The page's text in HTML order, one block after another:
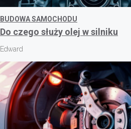
BUDOWA SAMOCHODU
Do czego służy olej w silniku
Edward